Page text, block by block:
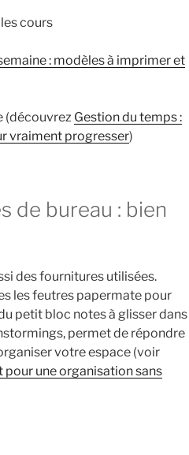
cours
: modèles à imprimer et
(découvrez Gestion du temps :
vraiment progresser)
de bureau : bien
des fournitures utilisées.
les feutres papermate pour
petit bloc notes à glisser dans
permet de répondre
votre espace (voir
une organisation sans